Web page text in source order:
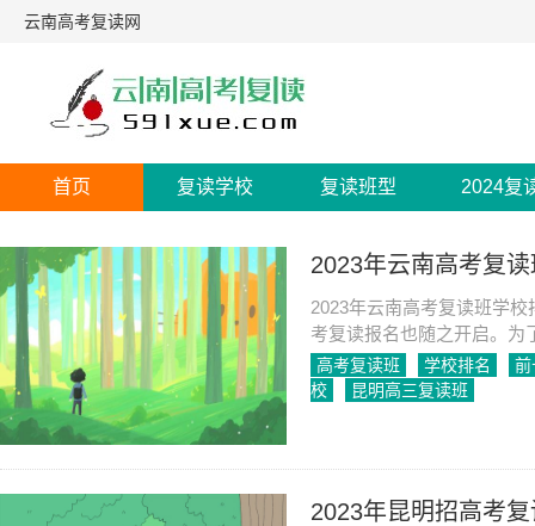
云南高考复读网
首页 复读学校 复读班型 2024复
2023年云南高考复
2023年云南高考复读班学
考复读报名也随之开启。为
我们将介绍云南省2023年
高考复读班 学校排名
前
校
昆明高三复读班
2023年昆明招高考